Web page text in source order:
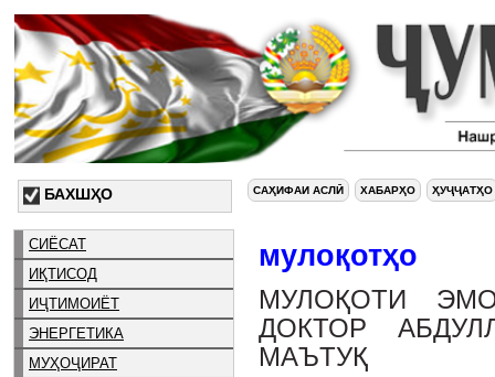
БАХШҲО
СИЁСАТ
ИҚТИСОД
ИҶТИМОИЁТ
ЭНЕРГЕТИКА
МУҲОҶИРАТ
САҲИФАИ АСЛӢ ХАБАРҲО ҲУҶҶАТҲО
мулоқотҳо
МУЛОҚОТИ
ДОКТОР
МАЪТУҚ